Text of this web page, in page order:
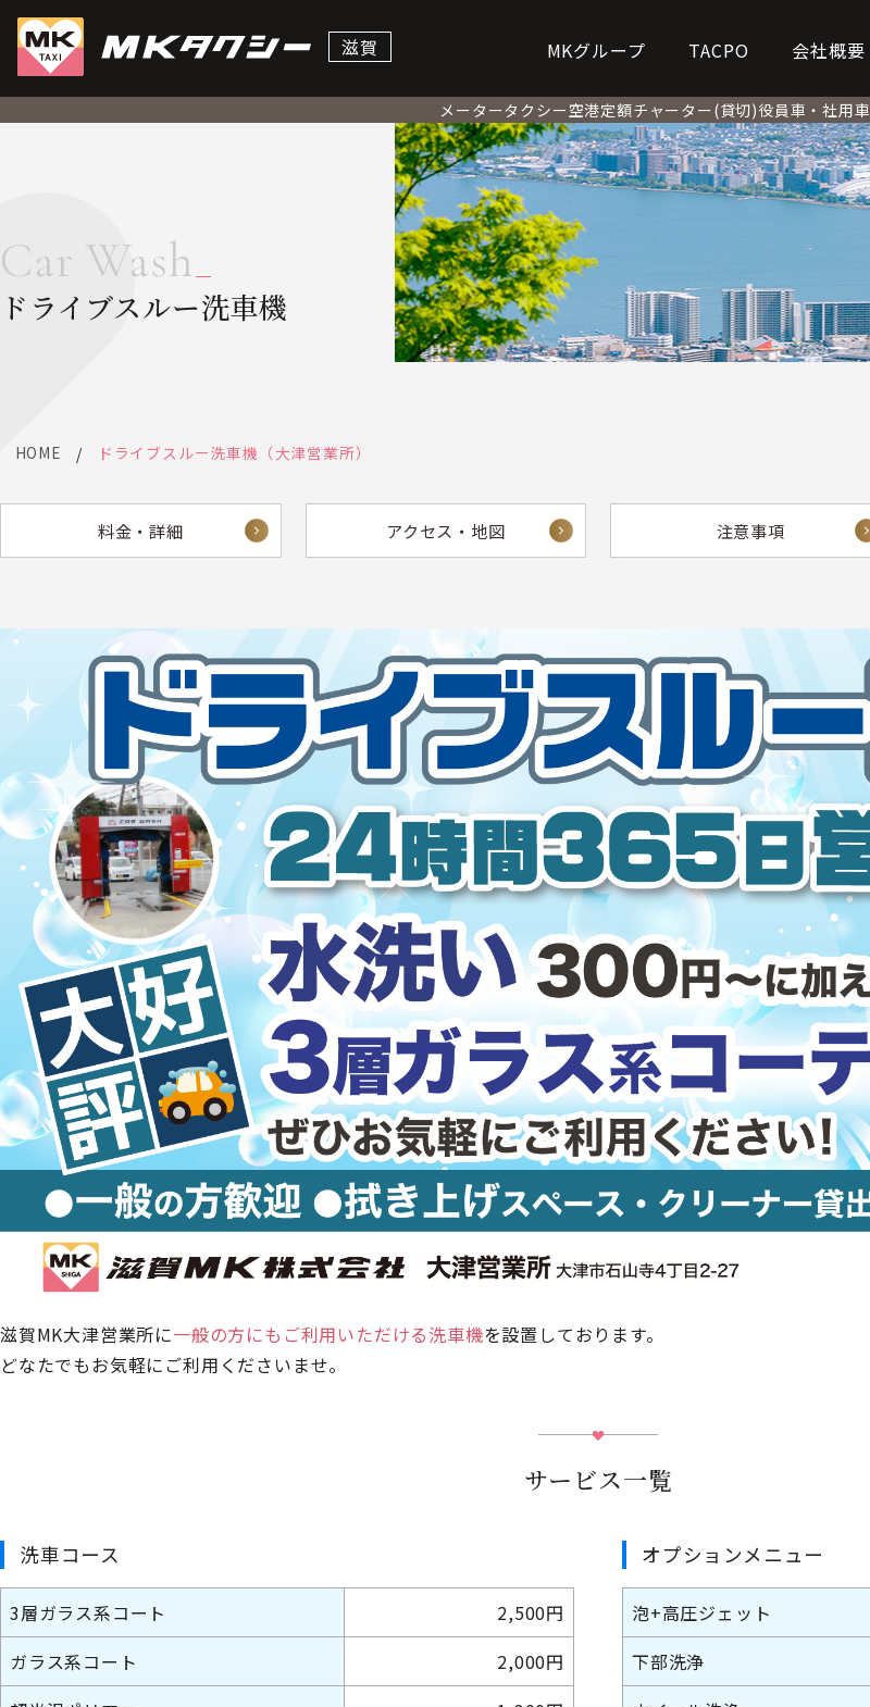
滋賀 MKグループ TACPO 会社概要
メータータクシー空港定額チャーター(貸切)役員車・社用車
Car Wash
ドライブスルー洗車機
HOME ドライブスルー洗車機（大津営業所）
料金・詳細 アクセス・地図 注意事項
滋賀MK大津営業所に一般の方にもご利用いただける洗車機を設置しております。
どなたでもお気軽にご利用くださいませ。
サービス一覧
洗車コース
3層ガラス系コート
2,500円
ガラス系コート
2,000円
オプションメニュー
泡+高圧ジェット
下部洗浄